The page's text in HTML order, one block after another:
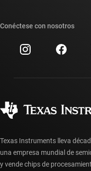
Relaciones con los
Fabricación
Búsqueda de
Centro de atención al
Preguntas frecuentes
Preguntas frecuentes
Conéctese con nosotros
Texas Instruments lleva
una empresa mundial de
y vende chips de